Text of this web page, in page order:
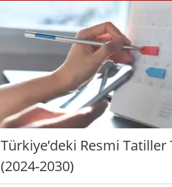
Türkiye’deki Resmi Tatiller
(2024-2030)